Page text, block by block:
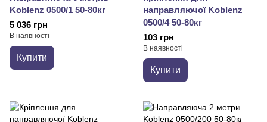
Koblenz 0500/1 50-80кг
5 036 грн
В наявності
Купити
направляючої Koblenz
0500/4 50-80кг
103 грн
В наявності
Купити